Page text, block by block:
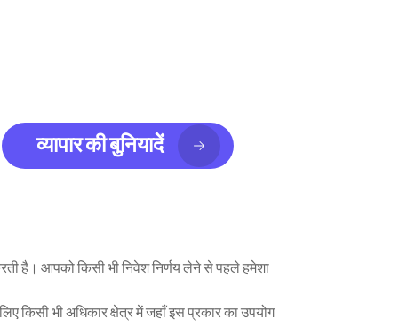
व्यापार की बुनियादें
है। आपको किसी भी निवेश निर्णय लेने से पहले हमेशा
किसी भी अधिकार क्षेत्र में जहाँ इस प्रकार का उपयोग